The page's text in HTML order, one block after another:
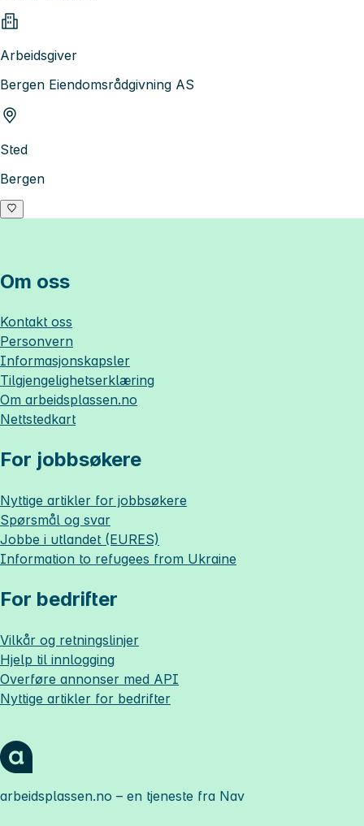
Arbeidsgiver
Bergen Eiendomsrådgivning AS
Sted
Bergen
Om oss
Kontakt oss
Personvern
Informasjonskapsler
Tilgjengelighetserklæring
Om arbeidsplassen.no
Nettstedkart
For jobbsøkere
Nyttige artikler for jobbsøkere
Spørsmål og svar
Jobbe i utlandet (EURES)
Information to refugees from Ukraine
For bedrifter
Vilkår og retningslinjer
Hjelp til innlogging
Overføre annonser med API
Nyttige artikler for bedrifter
arbeidsplassen.no – en tjeneste fra Nav